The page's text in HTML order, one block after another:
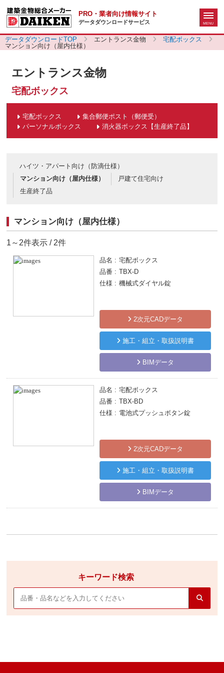
PRO・業者向け情報サイト
データダウンロードサービス
データダウンロードTOP エントランス金物
宅配ボックス
マンション向け（屋内仕様）
エントランス金物
宅配ボックス
宅配ボックス
集合郵便ポスト（郵便受）
パーソナルボックス
消火器ボックス【生産終了品】
ハイツ・アパート向け（防滴仕様）
マンション向け（屋内仕様）
戸建て住宅向け
生産終了品
マンション向け（屋内仕様）
1～2件表示 / 2件
品名
宅配ボックス
品番
TBX-D
仕様
機械式ダイヤル錠
2次元CADデータ
施工・組立・取扱説明書
BIMデータ
品名
宅配ボックス
品番
TBX-BD
仕様
電池式プッシュボタン錠
2次元CADデータ
施工・組立・取扱説明書
BIMデータ
キーワード検索